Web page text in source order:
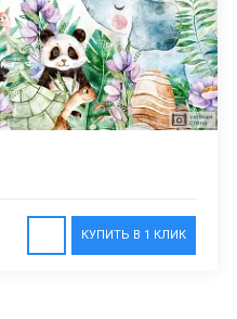
КУПИТЬ В 1 КЛИК